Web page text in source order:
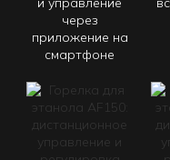
через
приложение на
смартфоне